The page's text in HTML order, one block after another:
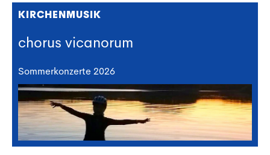
KIRCHENMUSIK
chorus vicanorum
Sommerkonzerte 2026